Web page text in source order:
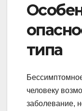
типа
человеку
заболевание,